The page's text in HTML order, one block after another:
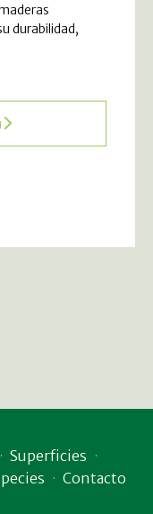
durabilidad,
Superficies
Contacto